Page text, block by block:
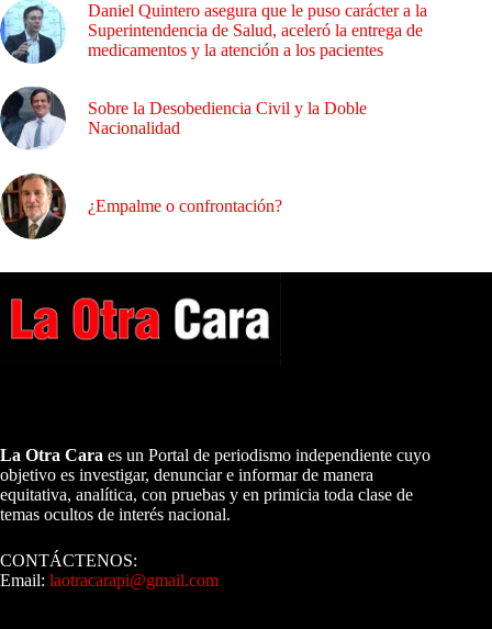
Daniel Quintero asegura que le puso carácter a la
Superintendencia de Salud, aceleró la entrega de
medicamentos y la atención a los pacientes
Sobre la Desobediencia Civil y la Doble
Nacionalidad
¿Empalme o confrontación?
La Otra Cara es un Portal de periodismo independiente cuyo
objetivo es investigar, denunciar e informar de manera
equitativa, analítica, con pruebas y en primicia toda clase de
temas ocultos de interés nacional.
CONTÁCTENOS:
Email: laotracarapi@gmail.com